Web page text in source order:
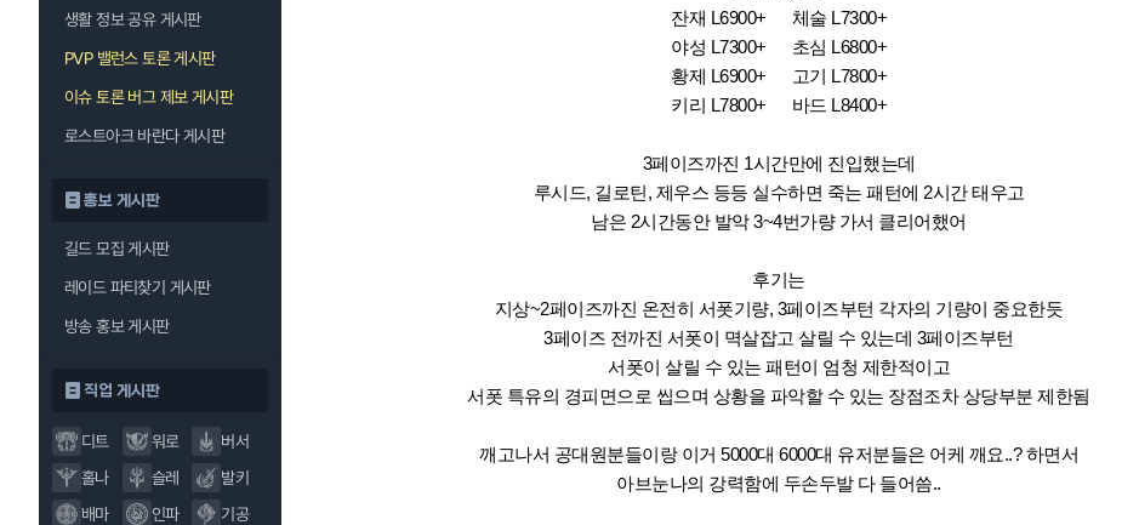
생활 정보 공유 게시판
PVP 밸런스 토론 게시판
이슈 토론 버그 제보 게시판
로스트아크 바란다 게시판
홍보 게시판
길드 모집 게시판
레이드 파티찾기 게시판
방송 홍보 게시판
직업 게시판
디트 워로
버서
홀나
슬레
발키
배마
인파
기공
잔재 L6900+ 체술 L7300+
야성 L7300+ 초심 L6800+
황제 L6900+ 고기 L7800+
키리 L7800+ 바드 L8400+
3페이즈까진 1시간만에 진입했는데
루시드, 길로틴, 제우스 등등 실수하면 죽는 패턴에 2시간 태우고
남은 2시간동안 발악 3~4번가량 가서 클리어했어
후기는
지상~2페이즈까진 온전히 서폿기량, 3페이즈부턴 각자의 기량이 중요한듯
3페이즈 전까진 서폿이 멱살잡고 살릴 수 있는데 3페이즈부턴
서폿이 살릴 수 있는 패턴이 엄청 제한적이고
서폿 특유의 경피면으로 씹으며 상황을 파악할 수 있는 장점조차 상당부분 제한됨
깨고나서 공대원분들이랑 이거 5000대 6000대 유저분들은 어케 깨요..? 하면서
아브눈나의 강력함에 두손두발 다 들어씀..